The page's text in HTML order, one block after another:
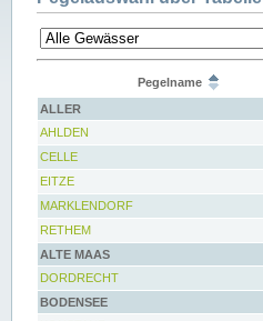
Pegelname
ALLER
AHLDEN
CELLE
EITZE
MARKLENDORF
RETHEM
ALTE MAAS
DORDRECHT
BODENSEE